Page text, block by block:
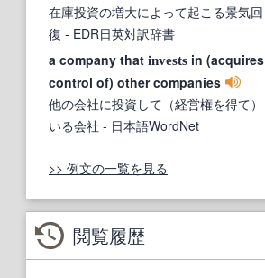
在庫投資の増大によって起こる景気回
復 - EDR日英対訳辞書
a company that invests in (acquires
control of) other companies
他の会社に投資して（経営権を得て）
いる会社 - 日本語WordNet
>> 例文の一覧を見る
閲覧履歴